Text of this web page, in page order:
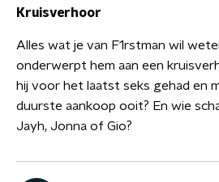
Kruisverhoor
Alles wat je van F1rstman wil
onderwerpt hem aan een
hij voor het laatst seks gehad en
duurste aankoop ooit? En wie
Jayh, Jonna of Gio?